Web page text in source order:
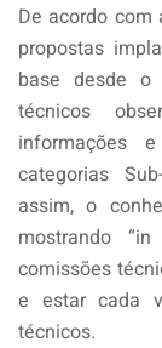
De acordo
propostas
base desde o
técnicos
informações
categorias
assim, o
mostrando
comissões
e estar cada
técnicos.